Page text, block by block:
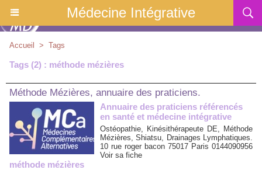
Médecine Intégrative
Accueil > Tags
Tags (2) : méthode mézières
Méthode Mézières, annuaire des praticiens.
Annuaire des praticiens référencés
en santé et médecine intégrative
Ostéopathie, Kinésithérapeute DE, Méthode
Mézières, Shiatsu, Drainages Lymphatiques.
10 rue roger bacon 75017 Paris 0144090956
Voir sa fiche
méthode mézières